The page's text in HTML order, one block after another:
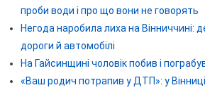
проби води і про що вони не говорять
Негода наробила лиха на Вінниччині:
дороги й автомобілі
На Гайсинщині чоловік побив і
«Ваш родич потрапив у ДТП»: у